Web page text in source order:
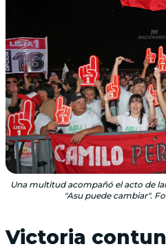
Una multitud acompañó el acto de
"Asu puede cambiar".
Victoria